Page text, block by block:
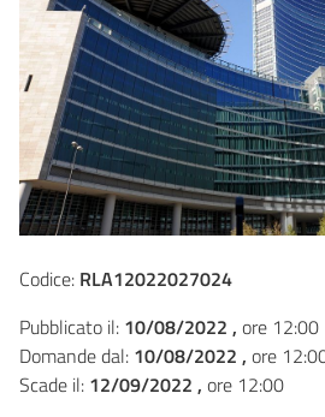
Codice: RLA12022027024
Pubblicato il: 10/08/2022 , ore 12:00
Domande dal: 10/08/2022 , ore
Scade il: 12/09/2022 , ore 12:00